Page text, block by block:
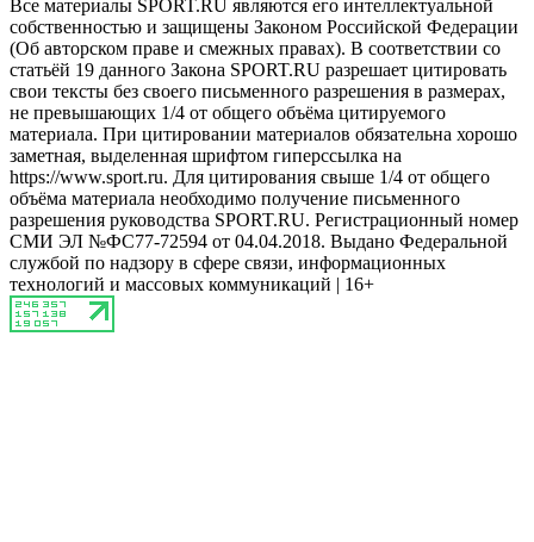
Все материалы SPORT.RU являются его интеллектуальной
собственностью и защищены Законом Российской Федерации
(Об авторском праве и смежных правах). В соответствии со
статьёй 19 данного Закона SPORT.RU разрешает цитировать
свои тексты без своего письменного разрешения в размерах,
не превышающих 1/4 от общего объёма цитируемого
материала. При цитировании материалов обязательна хорошо
заметная, выделенная шрифтом гиперссылка на
https://www.sport.ru. Для цитирования свыше 1/4 от общего
объёма материала необходимо получение письменного
разрешения руководства SPORT.RU. Регистрационный номер
СМИ ЭЛ №ФС77-72594 от 04.04.2018. Выдано Федеральной
службой по надзору в сфере связи, информационных
технологий и массовых коммуникаций | 16+